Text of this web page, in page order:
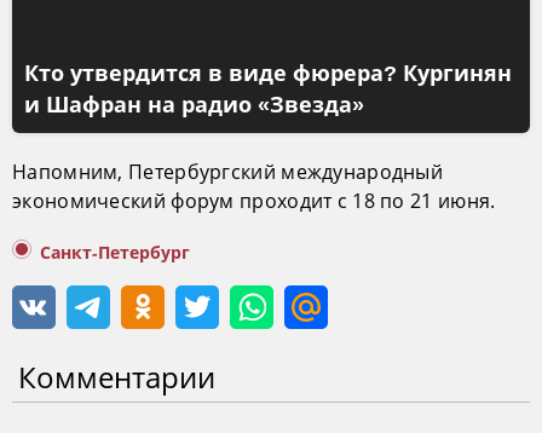
Кто утвердится в виде фюрера? Кургинян
и Шафран на радио «Звезда»
Напомним, Петербургский международный
экономический форум проходит с 18 по 21 июня.
Санкт-Петербург
Комментарии